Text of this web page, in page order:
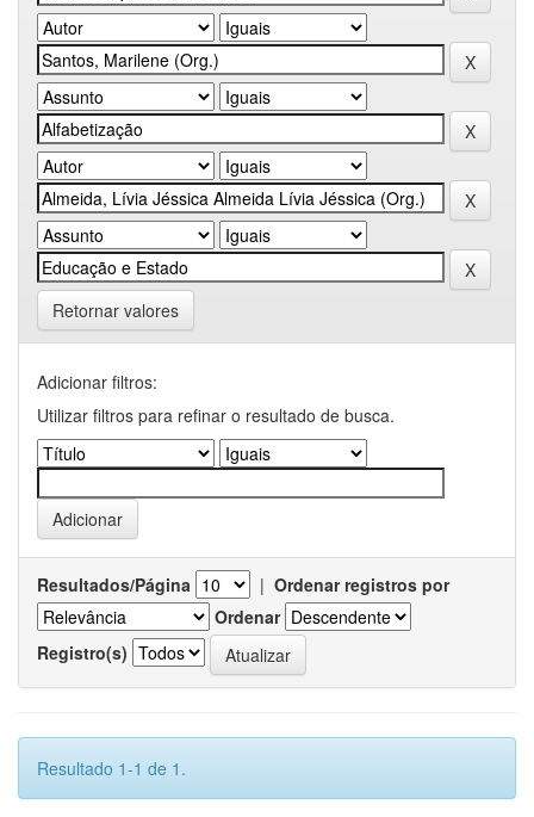
Retornar valores
Adicionar filtros:
Utilizar filtros para refinar o resultado de busca.
Resultados/Página | Ordenar registros por
Ordenar
Registro(s)
Resultado 1-1 de 1.